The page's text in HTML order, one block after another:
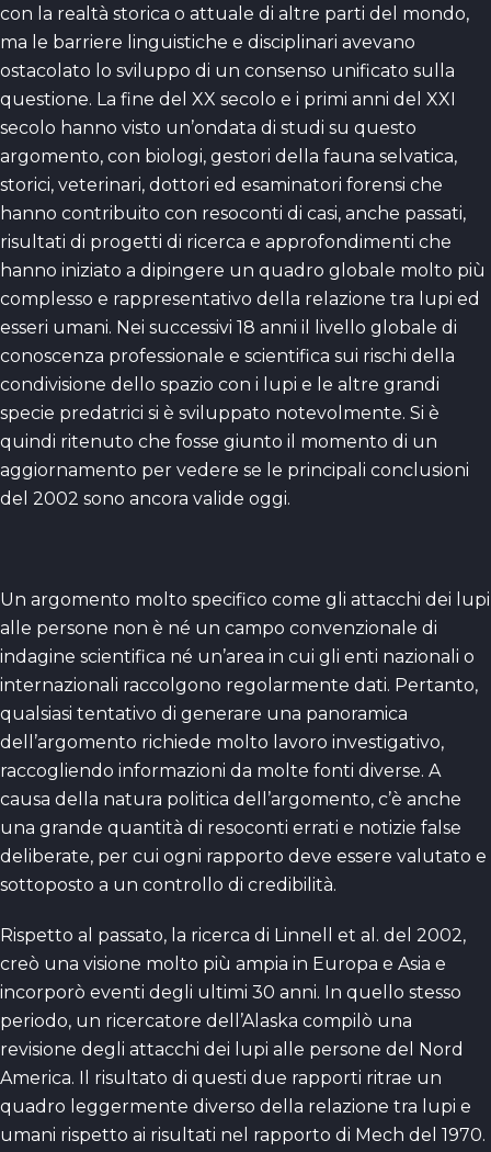
con la realtà storica o attuale di altre parti del mondo,
ma le barriere linguistiche e disciplinari avevano
ostacolato lo sviluppo di un consenso unificato sulla
questione. La fine del XX secolo e i primi anni del XXI
secolo hanno visto un’ondata di studi su questo
argomento, con biologi, gestori della fauna selvatica,
storici, veterinari, dottori ed esaminatori forensi che
hanno contribuito con resoconti di casi, anche passati,
risultati di progetti di ricerca e approfondimenti che
hanno iniziato a dipingere un quadro globale molto più
complesso e rappresentativo della relazione tra lupi ed
esseri umani. Nei successivi 18 anni il livello globale di
conoscenza professionale e scientifica sui rischi della
condivisione dello spazio con i lupi e le altre grandi
specie predatrici si è sviluppato notevolmente. Si è
quindi ritenuto che fosse giunto il momento di un
aggiornamento per vedere se le principali conclusioni
del 2002 sono ancora valide oggi.
Un argomento molto specifico come gli attacchi dei lupi
alle persone non è né un campo convenzionale di
indagine scientifica né un’area in cui gli enti nazionali o
internazionali raccolgono regolarmente dati. Pertanto,
qualsiasi tentativo di generare una panoramica
dell’argomento richiede molto lavoro investigativo,
raccogliendo informazioni da molte fonti diverse. A
causa della natura politica dell’argomento, c’è anche
una grande quantità di resoconti errati e notizie false
deliberate, per cui ogni rapporto deve essere valutato e
sottoposto a un controllo di credibilità.
Rispetto al passato, la ricerca di Linnell et al. del 2002,
creò una visione molto più ampia in Europa e Asia e
incorporò eventi degli ultimi 30 anni. In quello stesso
periodo, un ricercatore dell’Alaska compilò una
revisione degli attacchi dei lupi alle persone del Nord
America. Il risultato di questi due rapporti ritrae un
quadro leggermente diverso della relazione tra lupi e
umani rispetto ai risultati nel rapporto di Mech del 1970.